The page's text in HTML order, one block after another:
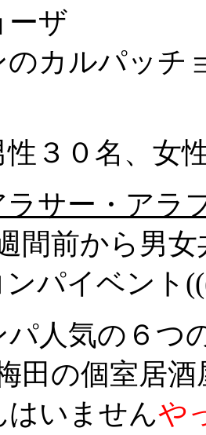
ザ
カルパッチ
３０名、女
ラサー・ア
間前から男
パイベント
パ人気の６つ
田の個室居酒
いませんや